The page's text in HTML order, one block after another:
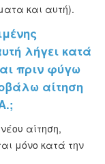
και αυτή).
λήγει κατά
πριν φύγω
αίτηση
αίτηση,
μόνο κατά την